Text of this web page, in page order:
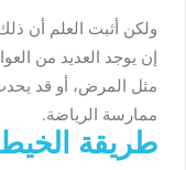
إن يوجد العديد من
مثل المرض، أو قد
ممارسة الرياضة.
طريقة